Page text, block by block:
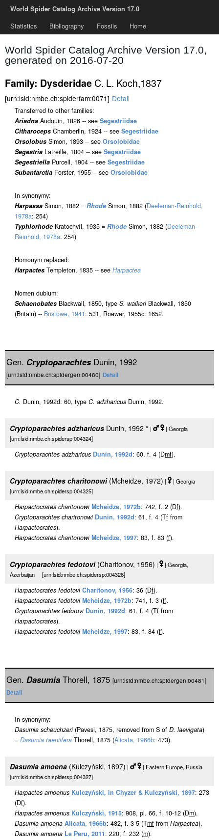
World Spider Catalog Archive Version 17.0
Statistics
Bibliography Fossils Home
World Spider Catalog Archive Version 17.0,
generated on 2016-07-20
Family: Dysderidae C. L. Koch,1837
[urn:lsid:nmbe.ch:spiderfam:0071] Detail
Transferred to other families:
Ariadna Audouin, 1826 -- see Segestriidae
Citharoceps Chamberlin, 1924 -- see Segestriidae
Orsolobus Simon, 1893 -- see Orsolobidae
Segestria Latreille, 1804 -- see Segestriidae
Segestriella Purcell, 1904 -- see Segestriidae
Subantarctia Forster, 1955 -- see Orsolobidae
In synonymy:
Harpassa Simon, 1882 = Rhode Simon, 1882 (Deeleman-Reinhold,
1978a: 254)
Typhlorhode Kratochvíl, 1935 = Rhode Simon, 1882 (Deeleman-
Reinhold, 1978a: 254)
Homonym replaced:
Harpactes Templeton, 1835 -- see Harpactea
Nomen dubium:
Schaenobates Blackwall, 1850, type S. walkeriBlackwall, 1850
(Britain) -- Bristowe, 1941: 531, Roewer, 1955c: 1652.
Gen. CryptoparachtesDunin, 1992
[urn:lsid:nmbe.ch:spidergen:00480] Detail
C. Dunin, 1992d: 60, type C. adzharicus Dunin, 1992.
Cryptoparachtes adzharicus Dunin, 1992 * |
| Georgia
[urn:lsid:nmbe.ch:spidersp:004324]
Cryptoparachtes adzharicus Dunin, 1992d: 60, f. 4 (Dmf).
Cryptoparachtes charitonowi(Mcheidze, 1972) |
| Georgia
[urn:lsid:nmbe.ch:spidersp:004325]
Harpactocrates charitonowi Mcheidze, 1972b: 742, f. 2 (Df).
Cryptoparachtes charitonowi Dunin, 1992d: 61, f. 4 (Tf from
Harpactocrates).
Harpactocrates charitonowi Mcheidze, 1997: 83, f. 83 (f).
Cryptoparachtes fedotovi(Charitonov, 1956) |
| Georgia,
Azerbaijan [urn:lsid:nmbe.ch:spidersp:004326]
Harpactocrates fedotovi Charitonov, 1956: 36 (Df).
Harpactocrates fedotovi Mcheidze, 1972b: 741, f. 3 (f).
Cryptoparachtes fedotovi Dunin, 1992d: 61, f. 4 (Tf from
Harpactocrates).
Harpactocrates fedotovi Mcheidze, 1997: 83, f. 84 (f).
Gen. Dasumia Thorell, 1875 [urn:lsid:nmbe.ch:spidergen:00481]
Detail
In synonymy:
Dasumia scheuchzeri(Pavesi, 1875, removed from S of D. laevigata)
= Dasumia taeniifera Thorell, 1875 (Alicata, 1966b: 473).
Dasumia amoena (Kulczyński, 1897) |
| Eastern Europe, Russia
[urn:lsid:nmbe.ch:spidersp:004327]
Harpactes amoenus Kulczyński, in Chyzer & Kulczyński, 1897: 273
(Df).
Harpactes amoenus Kulczyński, 1915: 908, pl. 66, f. 10-12 (Dm).
Dasumia amoena Alicata, 1966b: 482, f. 3-5 (Tmf from Harpactea).
Dasumia amoena Le Peru, 2011: 220, f. 232 (m).